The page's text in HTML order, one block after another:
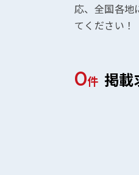
応、全国各地
てください！
0件 掲載